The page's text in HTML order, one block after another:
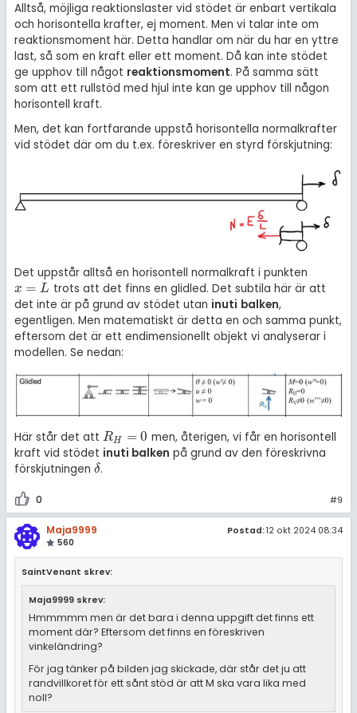
Alltså, möjliga reaktionslaster vid stödet är enbart vertikala
och horisontella krafter, ej moment. Men vi talar inte om
reaktionsmoment här. Detta handlar om när du har en yttre
last, så som en kraft eller ett moment. Då kan inte stödet
ge upphov till något reaktionsmoment. På samma sätt
som att ett rullstöd med hjul inte kan ge upphov till någon
horisontell kraft.
Men, det kan fortfarande uppstå horisontella normalkrafter
vid stödet där om du t.ex. föreskriver en styrd förskjutning:
Det uppstår alltså en horisontell normalkraft i punkten
x = L
x=L
trots att det finns en glidled. Det subtila här är att
det inte är på grund av stödet utan inuti balken,
egentligen. Men matematiskt är detta en och samma punkt,
eftersom det är ett endimensionellt objekt vi analyserar i
modellen. Se nedan:
Här står det att RH = 0
RH= 0
men, återigen, vi får en horisontell
kraft vid stödet inuti balken på grund av den föreskrivna
förskjutningen δ
δ.
0 #9
Maja9999
560
Postad:12 okt 2024 08:34
SaintVenant skrev:
Maja9999 skrev:
Hmmmmm men är det bara i denna uppgift det finns ett
moment där? Eftersom det finns en föreskriven
vinkeländring?
För jag tänker på bilden jag skickade, där står det ju att
randvillkoret för ett sånt stöd är att M ska vara lika med
noll?